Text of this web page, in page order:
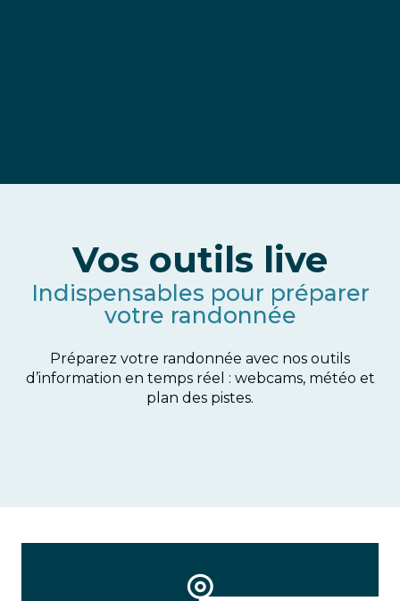
Vos outils live
Indispensables pour préparer
votre randonnée
Préparez votre randonnée avec nos outils
d’information en temps réel : webcams, météo et
plan des pistes.